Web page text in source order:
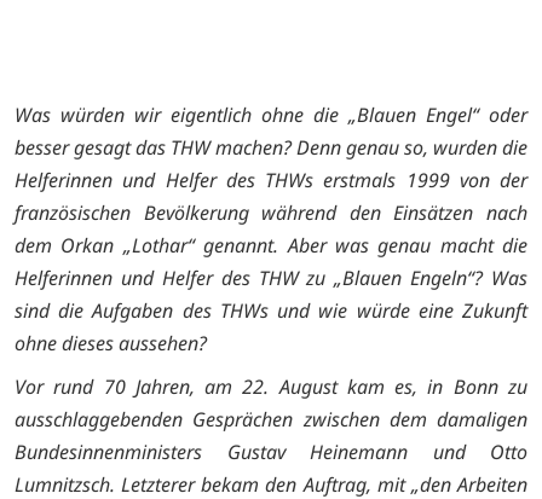
Was würden wir eigentlich ohne die „Blauen Engel“ oder
besser gesagt das THW machen? Denn genau so, wurden die
Helferinnen und Helfer des THWs erstmals 1999 von der
französischen Bevölkerung während den Einsätzen nach
dem Orkan „Lothar“ genannt. Aber was genau macht die
Helferinnen und Helfer des THW zu „Blauen Engeln“? Was
sind die Aufgaben des THWs und wie würde eine Zukunft
ohne dieses aussehen?
Vor rund 70 Jahren, am 22. August kam es, in Bonn zu
ausschlaggebenden Gesprächen zwischen dem damaligen
Bundesinnenministers Gustav Heinemann und Otto
Lumnitzsch. Letzterer bekam den Auftrag, mit „den Arbeiten